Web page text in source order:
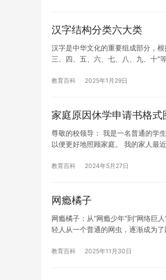
汉字结构分类六大类
汉字是中华文化的重要组成部分，
三、四、五、六、七、八、九、十”
教育百科 2025年1月29日
家庭原因休学申请书格式
尊敬的校领导： 我是一名普通的学
以便更好地照顾家庭。 我的家人最
教育百科 2024年5月27日
网瘾橘子
网瘾橘子：从“网瘾少年”到“网络巨
轻人从一个普通的网虫，逐渐成为
教育百科 2025年11月30日